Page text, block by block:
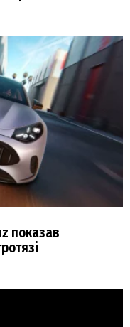
показав